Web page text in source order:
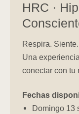
HRC ·
Respira.
Una
conectar con tu
tiene
múltiples
variantes.
Las
opciones
pueden
elegir
Fechas
Domingo 13